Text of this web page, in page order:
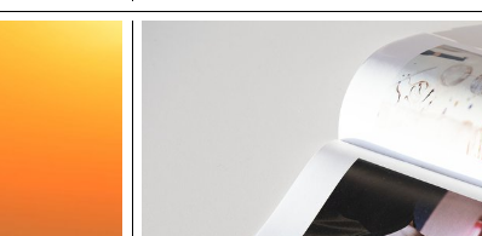
fluidifié les flacons iconiques avec leurs
Mâle, Le Classique, Le Beau et La Belle -
perspective LGBTQIA+. Pour cette nouvelle
autour du parfum Scandal, avec la création
dans lesquelles les textures liquides,
contrastent pour évoquer l'essence du
flacon et ses complexités. Par la mise en
deviennent la toile de fond d'histoires de
projections fantastiques. En plus des
sur tissu, des coussins-images géants
s'allonger et à célébrer la fluidité des genres
toujours changeantes de la beauté et de